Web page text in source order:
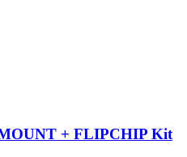
+ FLIPCHIP Kit